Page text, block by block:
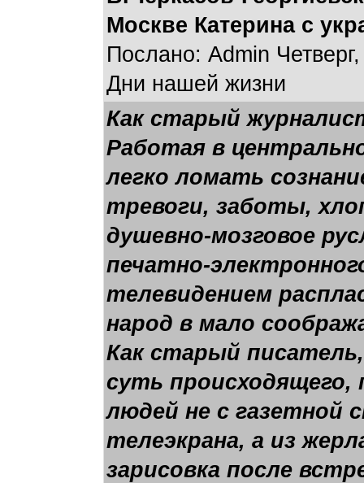
Москве Катерина с
Послано: Admin
Дни нашей жизни
Как старый
Работая в
легко ломать
тревоги, заботы,
душевно-мозговое
печатно-
телевидением
народ в мало
Как старый
суть происходящего,
людей не с газетной
телеэкрана, а из
зарисовка после